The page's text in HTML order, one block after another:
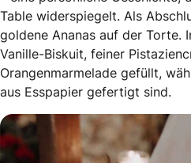
Table widerspiegelt. Als
goldene Ananas auf der Torte.
Vanille-Biskuit, feiner
Orangenmarmelade gefüllt,
aus Esspapier gefertigt sind.